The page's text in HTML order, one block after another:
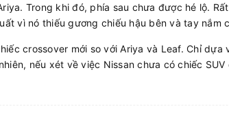
Trong khi đó, phía sau chưa được hé lộ.
vì nó thiếu gương chiếu hậu bên và tay nắm
crossover mới so với Ariya và Leaf. Chỉ dựa
nếu xét về việc Nissan chưa có chiếc